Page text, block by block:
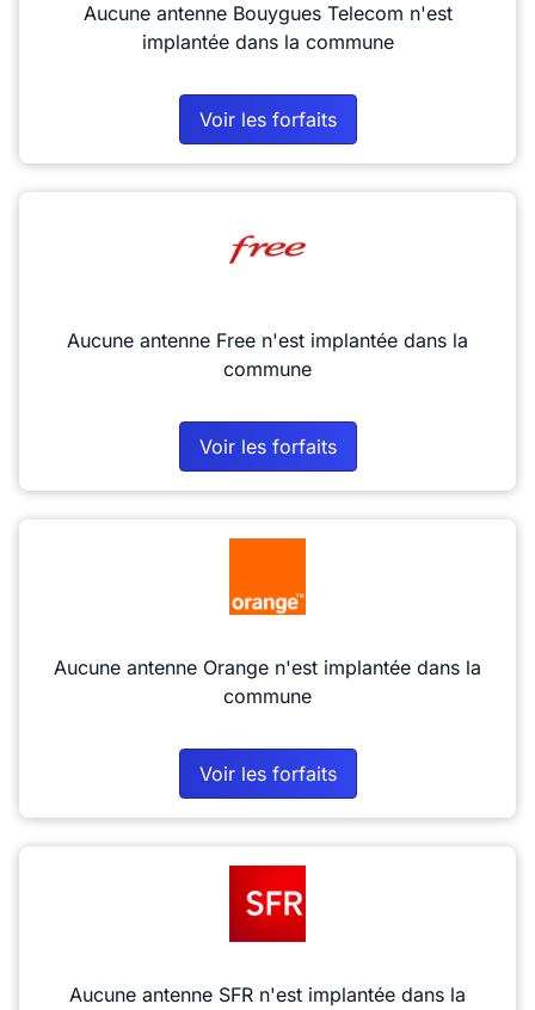
Aucune antenne Bouygues Telecom n'est
implantée dans la commune
Voir les forfaits
Aucune antenne Free n'est implantée dans la
commune
Voir les forfaits
Aucune antenne Orange n'est implantée dans la
commune
Voir les forfaits
Aucune antenne SFR n'est implantée dans la